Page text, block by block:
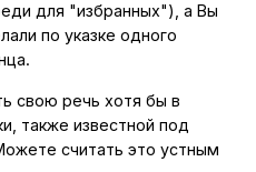
для "избранных"), а Вы
по указке одного
свою речь хотя бы в
также известной под
считать это устным